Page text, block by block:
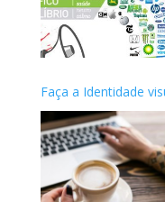
Faça a Identidade